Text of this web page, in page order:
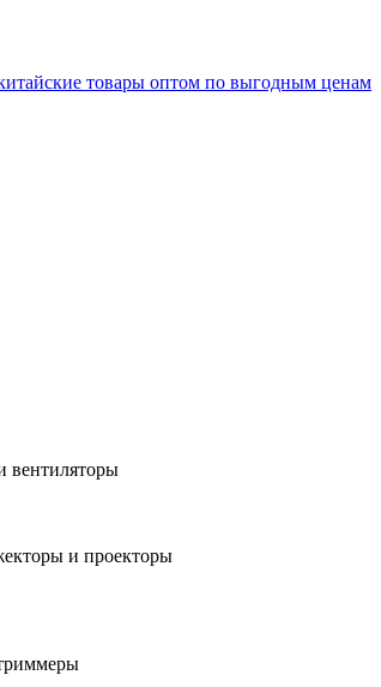
товары оптом по выгодным ценам
вентиляторы
и проекторы